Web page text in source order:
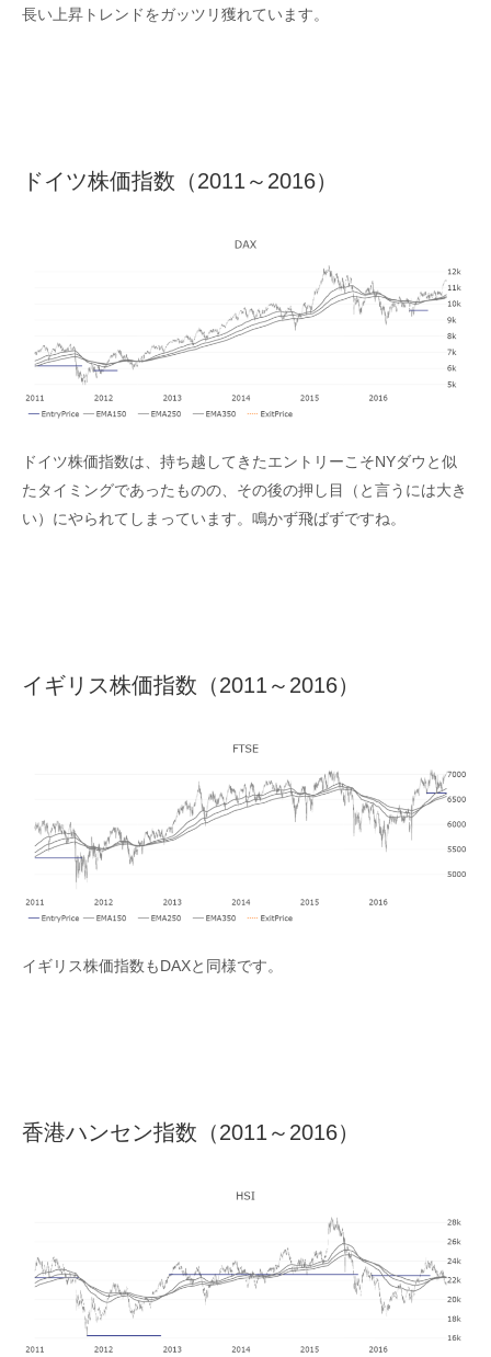
長い上昇トレンドをガッツリ獲れています。
ドイツ株価指数（2011～2016）
ドイツ株価指数は、持ち越してきたエントリーこそNYダウと似
たタイミングであったものの、その後の押し目（と言うには大き
い）にやられてしまっています。鳴かず飛ばずですね。
イギリス株価指数（2011～2016）
イギリス株価指数もDAXと同様です。
香港ハンセン指数（2011～2016）